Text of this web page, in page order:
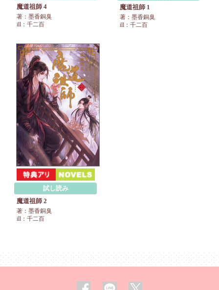
魔道祖師 4
著：墨香銅臭
ill：千二百
魔道祖師 1
著：墨香銅臭
ill：千二百
試し読み
魔道祖師 2
著：墨香銅臭
ill：千二百